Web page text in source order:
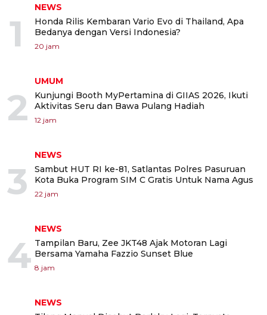
1
NEWS
Honda Rilis Kembaran Vario Evo di Thailand, Apa
Bedanya dengan Versi Indonesia?
20 jam
2
UMUM
Kunjungi Booth MyPertamina di GIIAS 2026, Ikuti
Aktivitas Seru dan Bawa Pulang Hadiah
12 jam
3
NEWS
Sambut HUT RI ke-81, Satlantas Polres Pasuruan
Kota Buka Program SIM C Gratis Untuk Nama Agus
22 jam
4
NEWS
Tampilan Baru, Zee JKT48 Ajak Motoran Lagi
Bersama Yamaha Fazzio Sunset Blue
8 jam
NEWS